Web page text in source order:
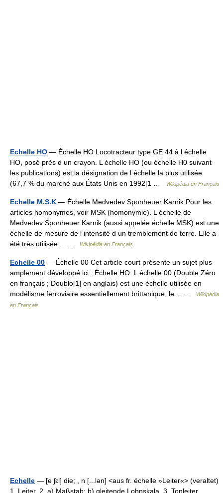
Echelle HO — Échelle HO Locotracteur type GE 44 à l échelle
HO, posé près d un crayon. L échelle HO (ou échelle H0 suivant
les publications) est la désignation de l échelle la plus utilisée
(67,7 % du marché aux États Unis en 1992[1 …
Wikipédia en Français
Echelle M.S.K — Échelle Medvedev Sponheuer Karnik Pour les
articles homonymes, voir MSK (homonymie). L échelle de
Medvedev Sponheuer Karnik (aussi appelée échelle MSK) est une
échelle de mesure de l intensité d un tremblement de terre. Elle a
été très utilisée… …
Wikipédia en Français
Echelle 00 — Échelle 00 Cet article court présente un sujet plus
amplement développé ici : Échelle HO. L échelle 00 (Double Zéro
en français ; Doublo[1] en anglais) est une échelle utilisée en
modélisme ferroviaire essentiellement brittanique, le… …
Wikipédia
en Français
Echelle — [e ʃɛl] die; , n [...lən] <aus fr. échelle »Leiter«> (veraltet)
1. Leiter. 2. a) Maßstab; b) gleitende Lohnskala. 3. Tonleiter …